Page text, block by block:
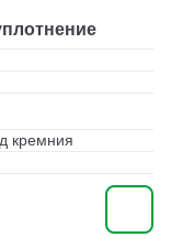
кремния